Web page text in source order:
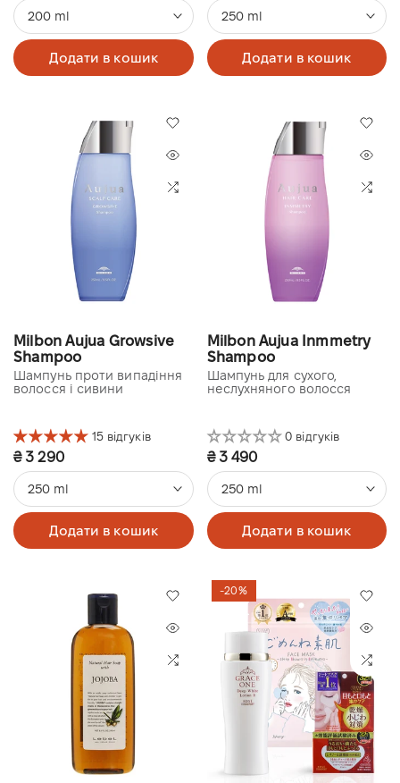
200 ml
Додати в кошик
250 ml
Додати в кошик
Milbon Aujua Growsive
Shampoo
Шампунь проти випадіння
волосся і сивини
15 відгуків
₴ 3 290
250 ml
Додати в кошик
Milbon Aujua Inmmetry
Shampoo
Шампунь для сухого,
неслухняного волосся
0 відгуків
₴ 3 490
250 ml
Додати в кошик
-20%